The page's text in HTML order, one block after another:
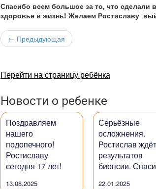
Спасибо всем большое за то, что
здоровье и жизнь! Желаем Ростиславу
← Предыдующая
Перейти на страницу ребёнка
Новости о ребенке
Поздравляем
нашего
подопечного!
Ростиславу
сегодня 17 лет!
13.08.2025
Серьёзные
осложнения.
Ростислав ждёт
результатов
биопсии.
22.01.2025